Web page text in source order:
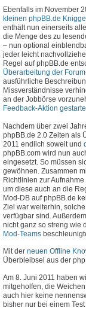
Ebenfalls im November
kleinen phpBB.de
enthält nun einerseits
die Menge des zu
– nun optional
jeder leicht
Regel auf phpBB.de
Überarbeitung der
ausführliche
Missverständnisse
an der Jobbörse
Feedback-Aktion
Nachdem über zwei
phpBB.de 2.0 Zeiten als
2011 endlich soweit und
phpBB.com wird nun
eingesetzt. So müssen
gewöhnen. Zusammen
Richtlinien zur
um diese auch an die
Mod-DB auf phpBB.de
Ziel war weiterhin,
verfügbar sind.
nicht ganz so streng wie
Mod-Teams
Mit der neuen Offline
Überbleibsel aus der
Am 8. Juni 2011 haben
mitgeholfen, die
auch hier keine
bisher nur bei einem